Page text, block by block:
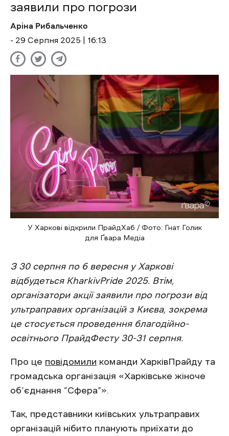
заявили про погрози
Аріна Рибальченко
- 29 Cерпня 2025 | 16:13
У Харкові відкрили ПрайдХаб / Фото: Гнат Голик
для Ґвара Медіа
З 30 серпня по 6 вересня у Харкові
відбудеться KharkivPride 2025. Втім,
організатори акції заявили про погрози від
ультраправих організацій з Києва, зокрема
це стосується проведення благодійно-
освітнього ПрайдФесту 30-31 серпня.
Про це повідомили команди ХарківПрайду та
громадська організація «Харківське жіноче
об’єднання “Сфера”».
Так, представники київських ультраправих
організацій нібито планують приїхати до